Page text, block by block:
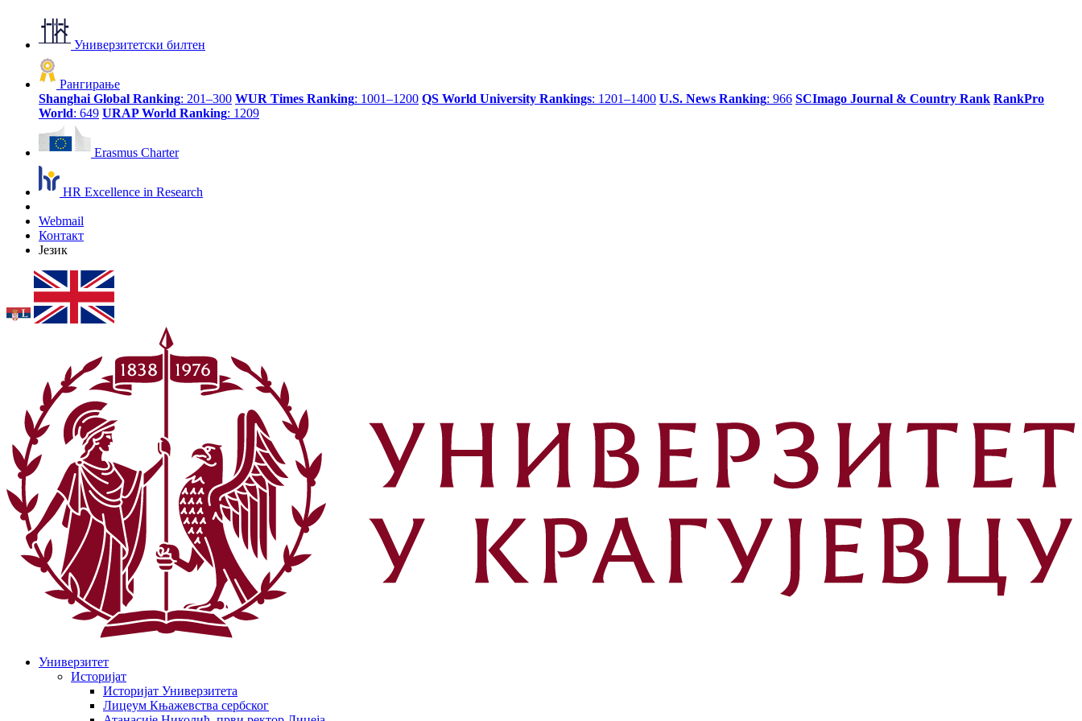
Универзитетски билтен
Рангирање
Shanghai Global Ranking: 201–300 WUR Times Ranking: 1001–1200 QS World University Rankings: 1201–1400 U.S. News Ranking: 966 SCImago Journal & Country Rank RankPro
World: 649 URAP World Ranking: 1209
Erasmus Charter
HR Excellence in Research
Webmail
Контакт
Језик
Универзитет
Историјат
Историјат Универзитета
Лицеум Књажевства сербског